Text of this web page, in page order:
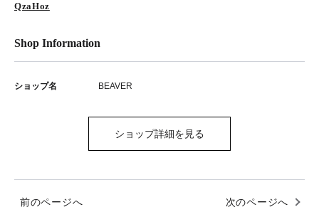
QzaHoz
Shop Information
ショップ名 BEAVER
ショップ詳細を見る
前のページへ 次のページへ